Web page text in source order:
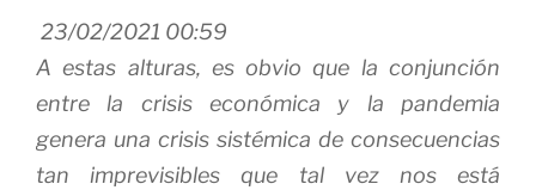
23/02/2021 00:59
A estas alturas, es obvio que la conjunción
entre la crisis económica y la pandemia
genera una crisis sistémica de consecuencias
tan imprevisibles que tal vez nos está